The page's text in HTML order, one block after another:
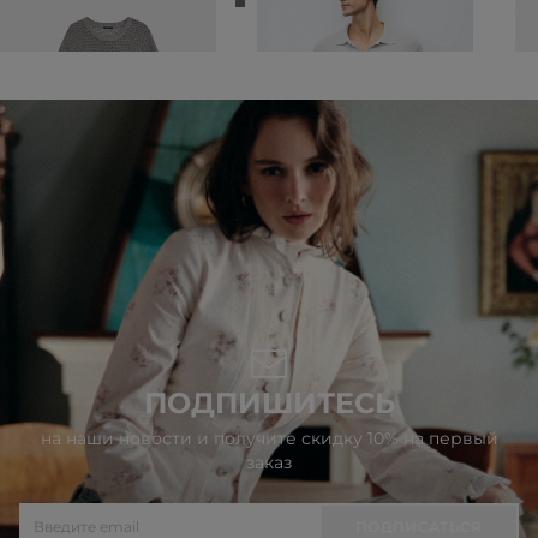
ПОДПИШИТЕСЬ
на наши новости и получите скидку 10% на первый
заказ